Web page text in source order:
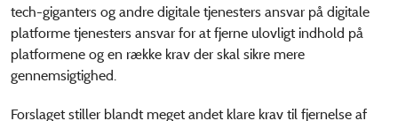
tech-giganters og andre digitale tjenesters ansvar på digitale
platforme tjenesters ansvar for at fjerne ulovligt indhold på
platformene og en række krav der skal sikre mere
gennemsigtighed.
Forslaget stiller blandt meget andet klare krav til fjernelse af